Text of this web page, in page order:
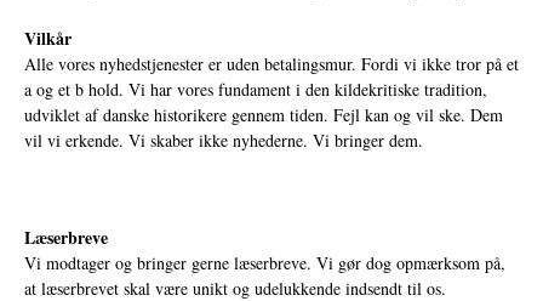
Vilkår
Alle vores nyhedstjenester er uden betalingsmur. Fordi vi ikke tror på et
a og et b hold. Vi har vores fundament i den kildekritiske tradition,
udviklet af danske historikere gennem tiden. Fejl kan og vil ske. Dem
vil vi erkende. Vi skaber ikke nyhederne. Vi bringer dem.
Læserbreve
Vi modtager og bringer gerne læserbreve. Vi gør dog opmærksom på,
at læserbrevet skal være unikt og udelukkende indsendt til os.